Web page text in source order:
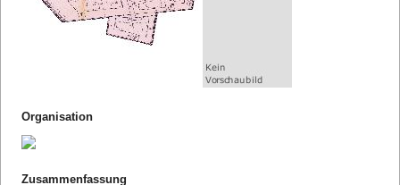
Organisation
Zusammenfassung